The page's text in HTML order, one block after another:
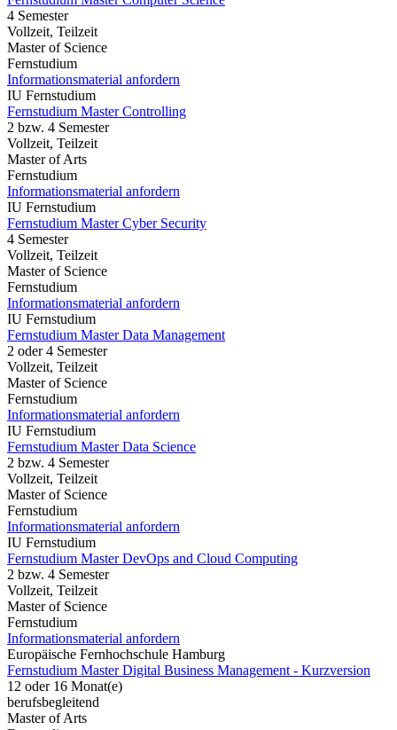
4 Semester
Vollzeit, Teilzeit
Master of Science
Fernstudium
Informationsmaterial anfordern
IU Fernstudium
Fernstudium Master Controlling
2 bzw. 4 Semester
Vollzeit, Teilzeit
Master of Arts
Fernstudium
Informationsmaterial anfordern
IU Fernstudium
Fernstudium Master Cyber Security
4 Semester
Vollzeit, Teilzeit
Master of Science
Fernstudium
Informationsmaterial anfordern
IU Fernstudium
Fernstudium Master Data Management
2 oder 4 Semester
Vollzeit, Teilzeit
Master of Science
Fernstudium
Informationsmaterial anfordern
IU Fernstudium
Fernstudium Master Data Science
2 bzw. 4 Semester
Vollzeit, Teilzeit
Master of Science
Fernstudium
Informationsmaterial anfordern
IU Fernstudium
Fernstudium Master DevOps and Cloud Computing
2 bzw. 4 Semester
Vollzeit, Teilzeit
Master of Science
Fernstudium
Informationsmaterial anfordern
Europäische Fernhochschule Hamburg
Fernstudium Master Digital Business Management - Kurzversion
12 oder 16 Monat(e)
berufsbegleitend
Master of Arts